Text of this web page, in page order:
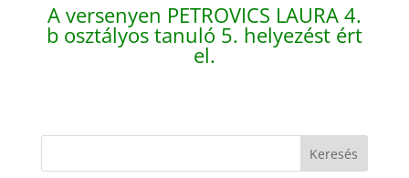
A versenyen PETROVICS LAURA 4.
b osztályos tanuló 5. helyezést ért
el.